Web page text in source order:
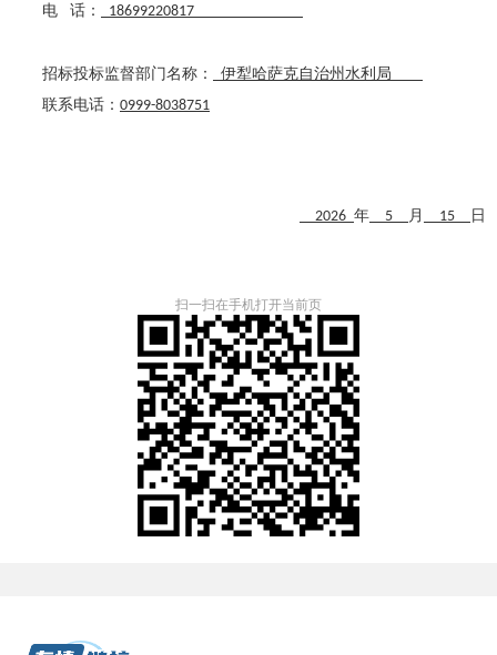
电
话： 18699220817
招标投标监督部门名称：
伊犁哈萨克自治州水利局
联系电话： 0999-8038751
2026 年 5 月 15 日
扫一扫在手机打开当前页